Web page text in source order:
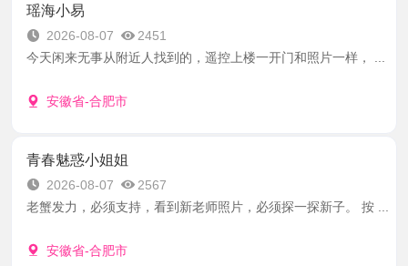
瑶海小易
2026-08-07
2451
今天闲来无事从附近人找到的，遥控上楼一开门和照片一样， ...
安徽省-合肥市
青春魅惑小姐姐
2026-08-07
2567
老蟹发力，必须支持，看到新老师照片，必须探一探新子。 按 ...
安徽省-合肥市